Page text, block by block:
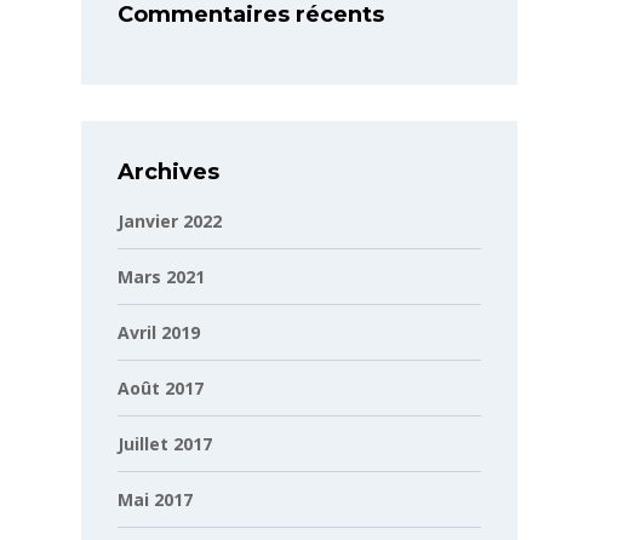
Commentaires récents
Archives
Janvier 2022
Mars 2021
Avril 2019
Août 2017
Juillet 2017
Mai 2017